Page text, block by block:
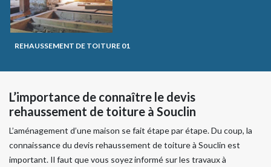
REHAUSSEMENT DE TOITURE 01
L’importance de connaître le devis
rehaussement de toiture à Souclin
L’aménagement d’une maison se fait étape par étape. Du coup, la
connaissance du devis rehaussement de toiture à Souclin est
important. Il faut que vous soyez informé sur les travaux à